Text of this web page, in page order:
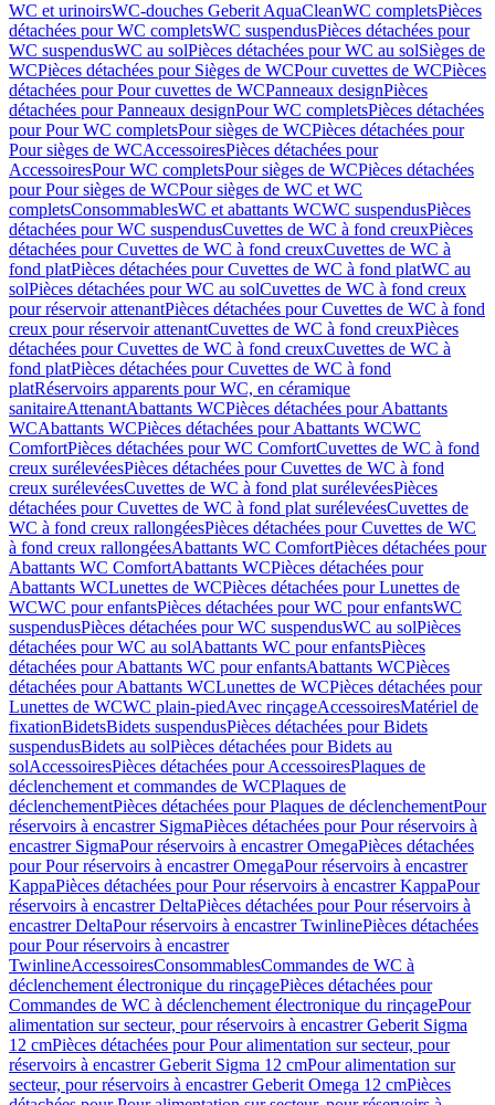
WC et urinoirsWC-douches Geberit AquaCleanWC completsPièces
détachées pour WC completsWC suspendusPièces détachées pour
WC suspendusWC au solPièces détachées pour WC au solSièges de
WCPièces détachées pour Sièges de WCPour cuvettes de WCPièces
détachées pour Pour cuvettes de WCPanneaux designPièces
détachées pour Panneaux designPour WC completsPièces détachées
pour Pour WC completsPour sièges de WCPièces détachées pour
Pour sièges de WCAccessoiresPièces détachées pour
AccessoiresPour WC completsPour sièges de WCPièces détachées
pour Pour sièges de WCPour sièges de WC et WC
completsConsommablesWC et abattants WCWC suspendusPièces
détachées pour WC suspendusCuvettes de WC à fond creuxPièces
détachées pour Cuvettes de WC à fond creuxCuvettes de WC à
fond platPièces détachées pour Cuvettes de WC à fond platWC au
solPièces détachées pour WC au solCuvettes de WC à fond creux
pour réservoir attenantPièces détachées pour Cuvettes de WC à fond
creux pour réservoir attenantCuvettes de WC à fond creuxPièces
détachées pour Cuvettes de WC à fond creuxCuvettes de WC à
fond platPièces détachées pour Cuvettes de WC à fond
platRéservoirs apparents pour WC, en céramique
sanitaireAttenantAbattants WCPièces détachées pour Abattants
WCAbattants WCPièces détachées pour Abattants WCWC
ComfortPièces détachées pour WC ComfortCuvettes de WC à fond
creux surélevéesPièces détachées pour Cuvettes de WC à fond
creux surélevéesCuvettes de WC à fond plat surélevéesPièces
détachées pour Cuvettes de WC à fond plat surélevéesCuvettes de
WC à fond creux rallongéesPièces détachées pour Cuvettes de WC
à fond creux rallongéesAbattants WC ComfortPièces détachées pour
Abattants WC ComfortAbattants WCPièces détachées pour
Abattants WCLunettes de WCPièces détachées pour Lunettes de
WCWC pour enfantsPièces détachées pour WC pour enfantsWC
suspendusPièces détachées pour WC suspendusWC au solPièces
détachées pour WC au solAbattants WC pour enfantsPièces
détachées pour Abattants WC pour enfantsAbattants WCPièces
détachées pour Abattants WCLunettes de WCPièces détachées pour
Lunettes de WCWC plain-piedAvec rinçageAccessoiresMatériel de
fixationBidetsBidets suspendusPièces détachées pour Bidets
suspendusBidets au solPièces détachées pour Bidets au
solAccessoiresPièces détachées pour AccessoiresPlaques de
déclenchement et commandes de WCPlaques de
déclenchementPièces détachées pour Plaques de déclenchementPour
réservoirs à encastrer SigmaPièces détachées pour Pour réservoirs à
encastrer SigmaPour réservoirs à encastrer OmegaPièces détachées
pour Pour réservoirs à encastrer OmegaPour réservoirs à encastrer
KappaPièces détachées pour Pour réservoirs à encastrer KappaPour
réservoirs à encastrer DeltaPièces détachées pour Pour réservoirs à
encastrer DeltaPour réservoirs à encastrer TwinlinePièces détachées
pour Pour réservoirs à encastrer
TwinlineAccessoiresConsommablesCommandes de WC à
déclenchement électronique du rinçagePièces détachées pour
Commandes de WC à déclenchement électronique du rinçagePour
alimentation sur secteur, pour réservoirs à encastrer Geberit Sigma
12 cmPièces détachées pour Pour alimentation sur secteur, pour
réservoirs à encastrer Geberit Sigma 12 cmPour alimentation sur
secteur, pour réservoirs à encastrer Geberit Omega 12 cmPièces